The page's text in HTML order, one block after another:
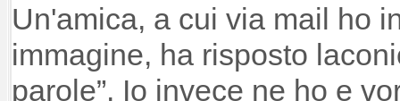
Un'amica, a cui via mail ho
immagine, ha risposto
parole”. Io invece ne ho e